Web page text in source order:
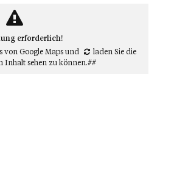
erforderlich!
von Google Mapsund
laden Sie die
Inhalt sehen zu können.##